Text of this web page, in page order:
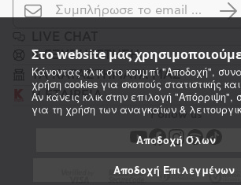
Στο website μας
Κάνοντας κλικ στο κουμπί "Αποδοχή",
χρήση cookies για σκοπούς στατιστικής
Αν κάνεις κλικ στην επιλογή "Απόρριψη",
για τη χρήση των αναγκαίων &
Αποδοχή Όλων
Αποδοχή Επιλεγμένων
K ΕΞΥΠΗΡΕΤΗΣΗ
ΤΑ ΚΑΤΑΣΤΗΜΑΤΑ ΜΑΣ
Η ΕΤΑΙΡΕΙΑ
Follow us